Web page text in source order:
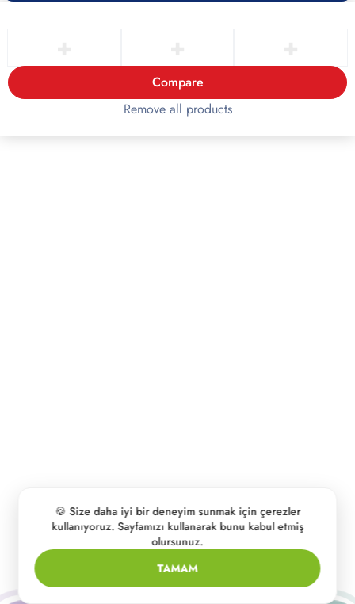
🍪 Size daha iyi bir deneyim sunmak için çerezler
kullanıyoruz. Sayfamızı kullanarak bunu kabul etmiş
olursunuz.
TAMAM
Compare
Remove all products